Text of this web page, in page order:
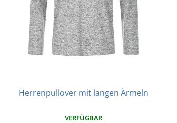
Herrenpullover mit langen Ärmeln
VERFÜGBAR